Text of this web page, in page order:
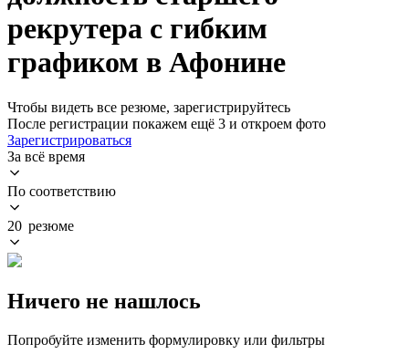
рекрутера с гибким
графиком в Афонине
Чтобы видеть все резюме, зарегистрируйтесь
После регистрации покажем ещё 3 и откроем фото
Зарегистрироваться
За всё время
По соответствию
20 резюме
Ничего не нашлось
Попробуйте изменить формулировку или фильтры